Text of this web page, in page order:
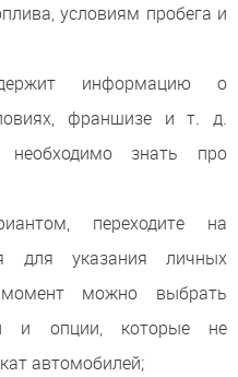
условиям пробега и
информацию о
франшизе и т. д.
знать про
переходите на
для указания личных
можно выбрать
и опции, которые не
автомобилей;